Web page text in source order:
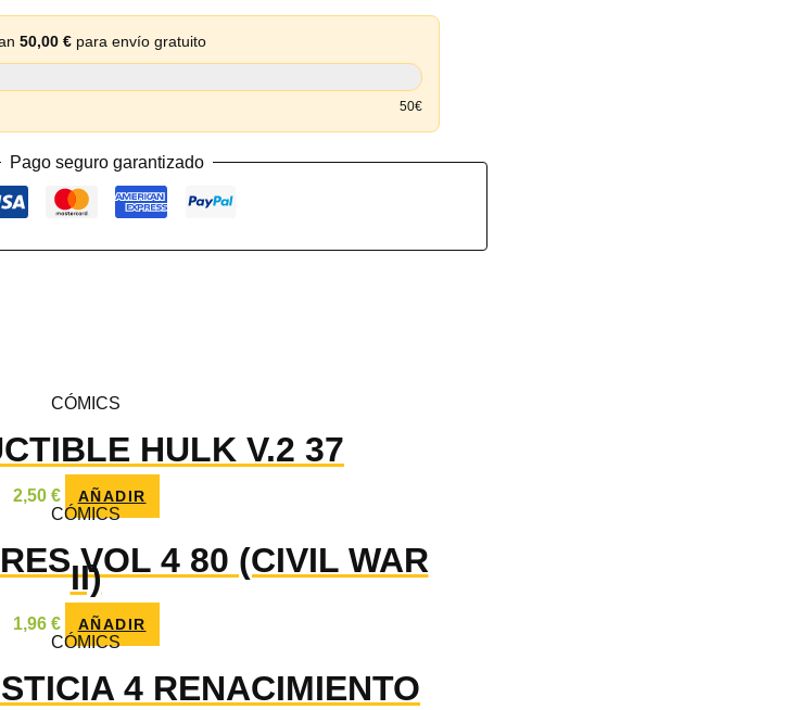
50,00 € para envío gratuito
50€
Pago seguro garantizado
CÓMICS
HULK V.2 37
2,50 € AÑADIR
CÓMICS
VOL 4 80 (CIVIL WAR
II)
1,96 € AÑADIR
CÓMICS
4 RENACIMIENTO